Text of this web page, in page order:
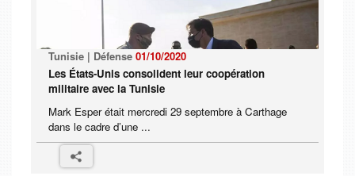
Tunisie | Défense 01/10/2020
Les États-Unis consolident leur coopération
militaire avec la Tunisie
Mark Esper était mercredi 29 septembre à Carthage
dans le cadre d’une ...